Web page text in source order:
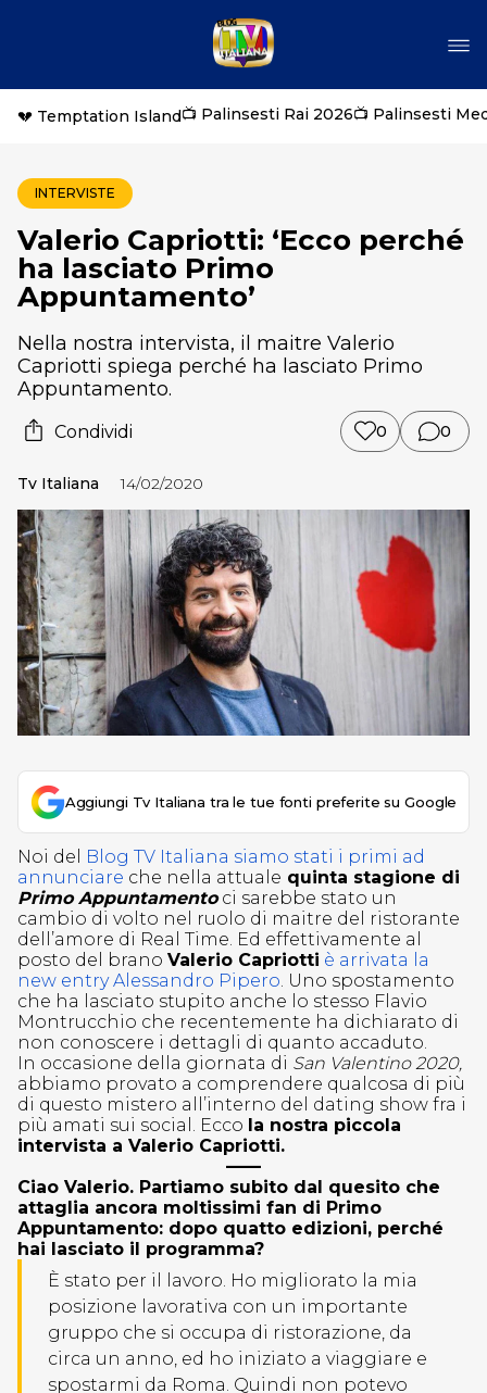
💔 Temptation Island📺 Palinsesti Rai 2026📺 Palinsesti
INTERVISTE
Valerio Capriotti: ‘Ecco perché
ha lasciato Primo
Appuntamento’
Nella nostra intervista, il maitre Valerio
Capriotti spiega perché ha lasciato Primo
Appuntamento.
Condividi 0 0
Tv Italiana 14/02/2020
Aggiungi Tv Italiana tra le tue fonti preferite su Google
Noi del
Blog TV Italiana siamo stati i primi ad
annunciare che nella attuale quinta stagione di
Primo Appuntamentoci sarebbe stato un
cambio di volto nel ruolo di maitre del ristorante
dell’amore di Real Time. Ed effettivamente al
posto del brano Valerio Capriotti è arrivata la
new entry Alessandro Pipero. Uno spostamento
che ha lasciato stupito anche lo stesso Flavio
Montrucchio che recentemente ha dichiarato di
non conoscere i dettagli di quanto accaduto.
In occasione della giornata di San Valentino 2020,
abbiamo provato a comprendere qualcosa di più
di questo mistero all’interno del dating show fra i
più amati sui social. Ecco la nostra piccola
intervista a Valerio Capriotti.
——
Ciao Valerio. Partiamo subito dal quesito che
attaglia ancora moltissimi fan di Primo
Appuntamento: dopo quatto edizioni, perché
hai lasciato il programma?
È stato per il lavoro. Ho migliorato la mia
posizione lavorativa con un importante
gruppo che si occupa di ristorazione, da
circa un anno, ed ho iniziato a viaggiare e
spostarmi da Roma. Quindi non potevo